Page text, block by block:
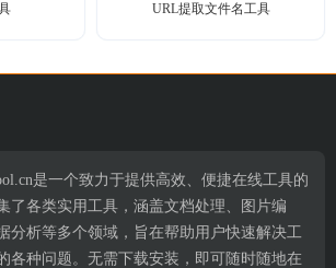
URL提取文件名工具
是一个致力于提供高效、便捷在线工具的
了各类实用工具，涵盖文档处理、图片编
分析等多个领域，旨在帮助用户快速解决工
各种问题。无需下载安装，即可随时随地在